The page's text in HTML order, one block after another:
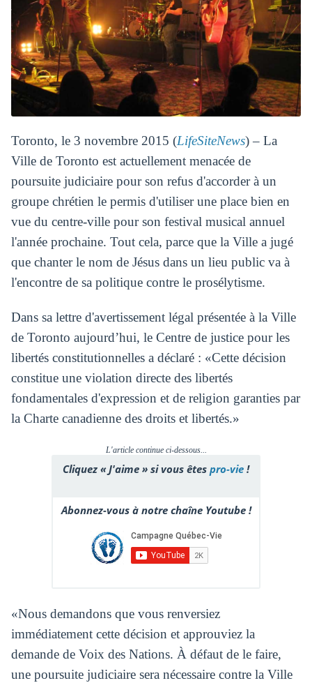
Toronto, le 3 novembre 2015 (LifeSiteNews) – La
Ville de Toronto est actuellement menacée de
poursuite judiciaire pour son refus d'accorder à un
groupe chrétien le permis d'utiliser une place bien en
vue du centre-ville pour son festival musical annuel
l'année prochaine. Tout cela, parce que la Ville a jugé
que chanter le nom de Jésus dans un lieu public va à
l'encontre de sa politique contre le prosélytisme.
Dans sa lettre d'avertissement légal présentée à la Ville
de Toronto aujourd’hui, le Centre de justice pour les
libertés constitutionnelles a déclaré : «Cette décision
constitue une violation directe des libertés
fondamentales d'expression et de religion garanties par
la Charte canadienne des droits et libertés.»
L'article continue ci-dessous...
Cliquez « J'aime » si vous êtes pro-vie !
Abonnez-vous à notre chaîne Youtube !
«Nous demandons que vous renversiez
immédiatement cette décision et approuviez la
demande de Voix des Nations. À défaut de le faire,
une poursuite judiciaire sera nécessaire contre la Ville